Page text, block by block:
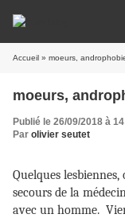
Accueil » moeurs,
moeurs,
Publié le 26/09/2018 à
Par olivier seutet
Quelques
secours de la
avec un homme.